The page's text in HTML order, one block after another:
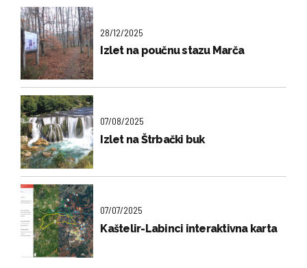
28/12/2025
Izlet na poučnu stazu Marča
07/08/2025
Izlet na Štrbački buk
07/07/2025
Kaštelir-Labinci interaktivna karta